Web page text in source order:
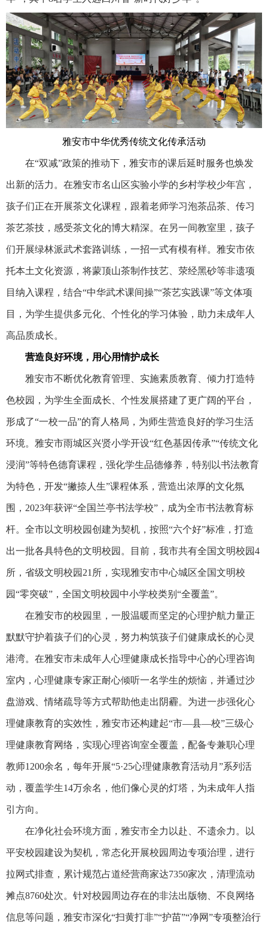
雅安市中华优秀传统文化传承活动
在“双减”政策的推动下，雅安市的课后延时服务也焕发
出新的活力。在雅安市名山区实验小学的乡村学校少年宫，
孩子们正在开展茶文化课程，跟着老师学习泡茶品茶、传习
茶艺茶技，感受茶文化的博大精深。在另一间教室里，孩子
们开展绿林派武术套路训练，一招一式有模有样。雅安市依
托本土文化资源，将蒙顶山茶制作技艺、荥经黑砂等非遗项
目纳入课程，结合“中华武术课间操”“茶艺实践课”等文体项
目，为学生提供多元化、个性化的学习体验，助力未成年人
高品质成长。
营造良好环境，用心用情护成长
雅安市不断优化教育管理、实施素质教育、倾力打造特
色校园，为学生全面成长、个性发展搭建了更广阔的平台，
形成了“一校一品”的育人格局，为师生营造良好的学习生活
环境。雅安市雨城区兴贤小学开设“红色基因传承”“传统文化
浸润”等特色德育课程，强化学生品德修养，特别以书法教育
为特色，开发“撇捺人生”课程体系，营造出浓厚的文化氛
围，2023年获评“全国兰亭书法学校”，成为全市书法教育标
杆。全市以文明校园创建为契机，按照“六个好”标准，打造
出一批各具特色的文明校园。目前，我市共有全国文明校园4
所，省级文明校园21所，实现雅安市中心城区全国文明校
园“零突破”，全国文明校园中小学校类别“全覆盖”。
在雅安市的校园里，一股温暖而坚定的心理护航力量正
默默守护着孩子们的心灵，努力构筑孩子们健康成长的心灵
港湾。在雅安市未成年人心理健康成长指导中心的心理咨询
室内，心理健康专家正耐心倾听一名学生的烦恼，并通过沙
盘游戏、情绪疏导等方式帮助他走出阴霾。为进一步强化心
理健康教育的实效性，雅安市还构建起“市—县—校”三级心
理健康教育网络，实现心理咨询室全覆盖，配备专兼职心理
教师1200余名，每年开展“5·25心理健康教育活动月”系列活
动，覆盖学生14万余名，他们像心灵的灯塔，为未成年人指
引方向。
在净化社会环境方面，雅安市全力以赴、不遗余力。以
平安校园建设为契机，常态化开展校园周边专项治理，进行
拉网式排查，累计规范占道经营商家达7350家次，清理流动
摊点8760处次。针对校园周边存在的非法出版物、不良网络
信息等问题，雅安市深化“扫黄打非”“护苗”“净网”专项整治行